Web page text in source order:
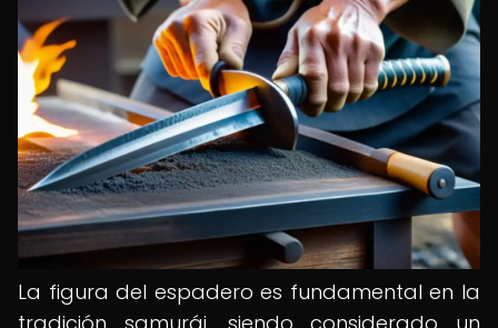
La figura del espadero es fundamental en la